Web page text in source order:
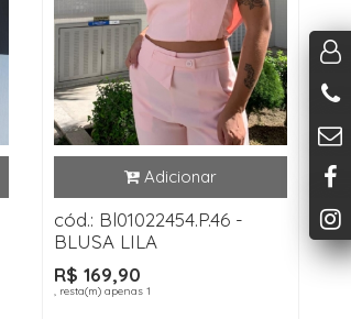
cód.: Bl01022454.P.46 -
BLUSA LILA
R$ 169,90
, resta(m) apenas 1